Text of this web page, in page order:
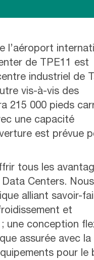
l’aéroport
de TPE11 est
industriel de
vis-à-vis des
215 000 pieds
une capacité
est prévue
tous les
Centers.
alliant savoir-
et
une conception
assurée avec la
pour le